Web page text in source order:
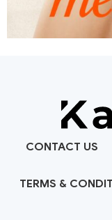
CONTACT US
TERMS &